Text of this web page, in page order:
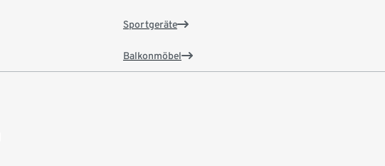
Sportgeräte
Balkonmöbel